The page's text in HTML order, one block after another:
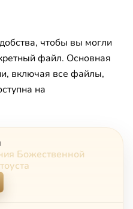
чтобы вы могли
файл. Основная
включая все файлы,
на
Божественной